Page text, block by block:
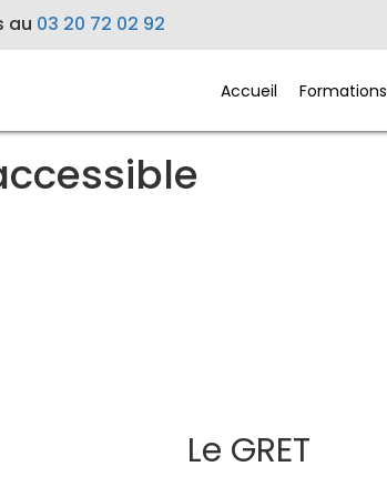
au 03 20 72 02 92
Accueil Formations
Le GRET